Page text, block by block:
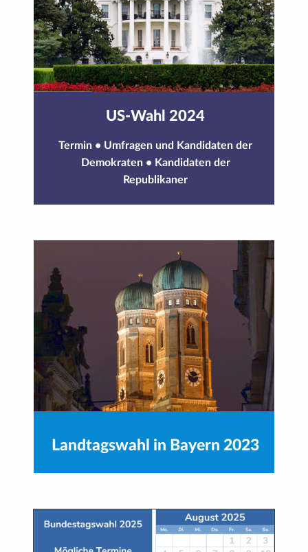
US-Wahl 2024
Termin • Umfragen und Kandidaten der
Demokraten• Kandidaten der
Republikaner
Landtagswahl in Bayern 2023